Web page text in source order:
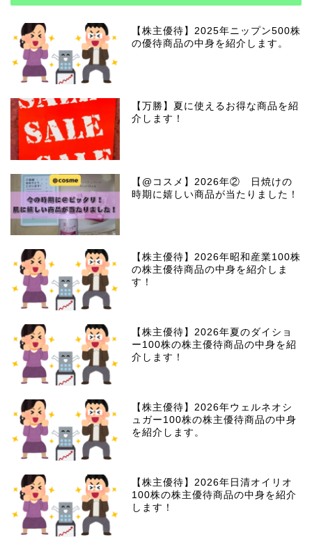
【株主優待】2025年ニップン500株
の優待商品の中身を紹介します。
【万勝】夏に使えるお得な商品を紹
介します！
【@コスメ】2026年② 日焼けの
時期に嬉しい商品が当たりました！
【株主優待】2026年昭和産業100株
の株主優待商品の中身を紹介しま
す！
【株主優待】2026年夏のダイショ
ー100株の株主優待商品の中身を紹
介します！
【株主優待】2026年ウェルネオシ
ュガー100株の株主優待商品の中身
を紹介します。
【株主優待】2026年日清オイリオ
100株の株主優待商品の中身を紹介
します！